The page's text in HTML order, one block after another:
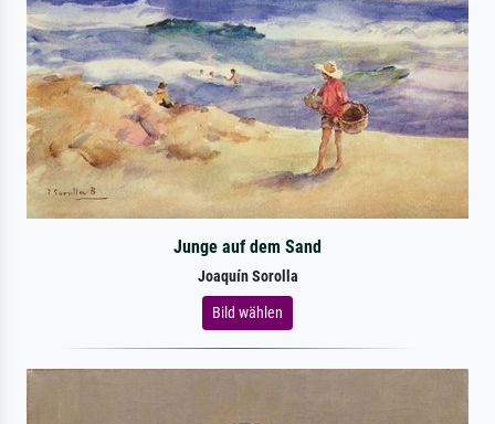
Junge auf dem Sand
Joaquín Sorolla
Bild wählen